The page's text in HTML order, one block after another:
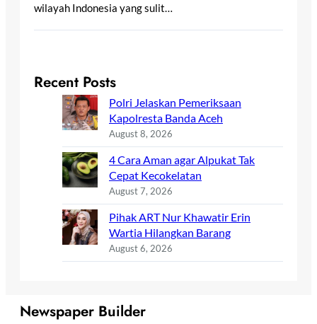
wilayah Indonesia yang sulit…
Recent Posts
Polri Jelaskan Pemeriksaan
Kapolresta Banda Aceh
August 8, 2026
4 Cara Aman agar Alpukat Tak
Cepat Kecokelatan
August 7, 2026
Pihak ART Nur Khawatir Erin
Wartia Hilangkan Barang
August 6, 2026
Newspaper Builder